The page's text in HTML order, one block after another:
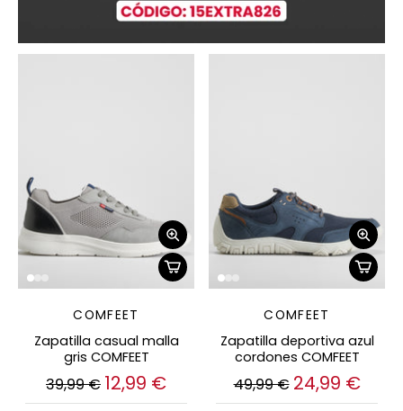
COMFEET
Zapatilla casual malla
gris COMFEET
39,99 € 12,99 €
COMFEET
Zapatilla deportiva azul
cordones COMFEET
49,99 € 24,99 €